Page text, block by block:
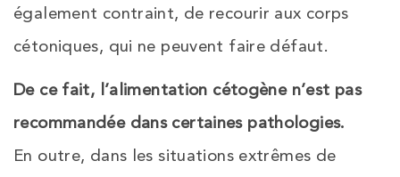
également contraint, de recourir aux corps
cétoniques, qui ne peuvent faire défaut.
De ce fait, l’alimentation cétogène n’est pas
recommandée dans certaines pathologies.
En outre, dans les situations extrêmes de